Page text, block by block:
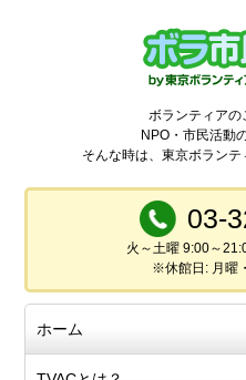
ボランティアの
NPO・市民活動
そんな時は、東京ボランテ
03-
火～土曜 9:00～
※休館日: 月曜
ホーム